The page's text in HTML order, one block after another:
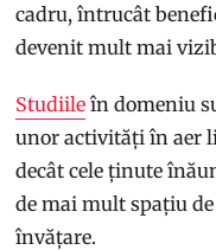
cadru, întrucât
devenit mult mai
Studiile în domeniu
unor activități în aer
decât cele ținute
de mai mult spațiu
învățare.